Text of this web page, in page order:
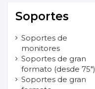
Soportes
Soportes de
monitores
Soportes de gran
formato (desde 75")
Soportes de gran